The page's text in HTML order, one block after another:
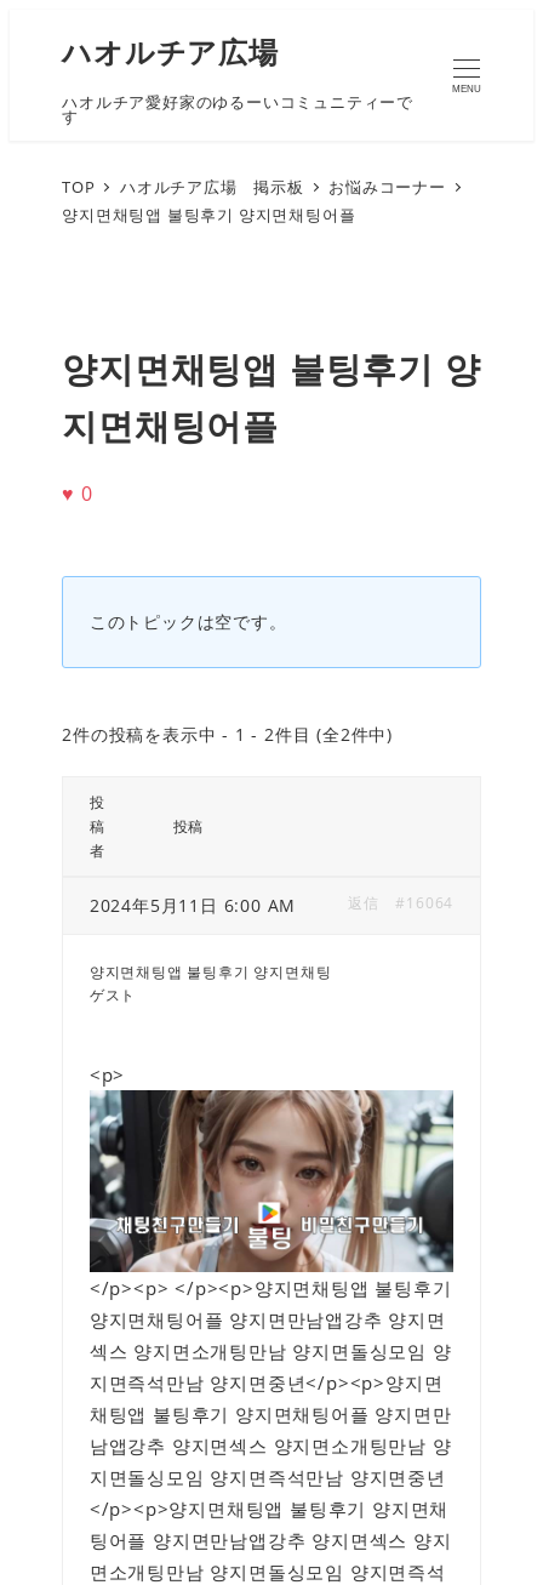
ハオルチア広場
ハオルチア愛好家のゆるーいコミュニティーで
す
MENU
TOP ハオルチア広場 掲示板
お悩みコーナー
양지면채팅앱 불팅후기 양지면채팅어플
양지면채팅앱 불팅후기 양
지면채팅어플
♥ 0
このトピックは空です。
2件の投稿を表示中 - 1 - 2件目 (全2件中)
投
稿
者
投稿
2024年5月11日 6:00 AM #16064
返信
양지면채팅앱 불팅후기 양지면채팅
ゲスト
<p>
</p><p> </p><p>양지면채팅앱 불팅후기
양지면채팅어플 양지면만남앱강추 양지면
섹스 양지면소개팅만남 양지면돌싱모임 양
지면즉석만남 양지면중년</p><p>양지면
채팅앱 불팅후기 양지면채팅어플 양지면만
남앱강추 양지면섹스 양지면소개팅만남 양
지면돌싱모임 양지면즉석만남 양지면중년
</p><p>양지면채팅앱 불팅후기 양지면채
팅어플 양지면만남앱강추 양지면섹스 양지
면소개팅만남 양지면돌싱모임 양지면즉석